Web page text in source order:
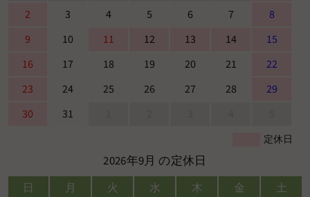
2
3 4 5 6 7
8
9
10 11 12 13 14
15
16
17 18 19 20 21
22
23
24 25 26 27 28
29
30
31
定休日
2026年9月 の定休日
日 月 火 水 木 金
土